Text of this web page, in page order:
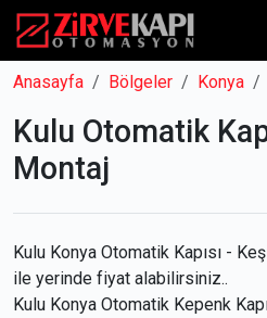
Anasayfa Bölgeler Konya
Kulu Otomatik
Montaj
Kulu Konya Otomatik Kapısı -
ile yerinde fiyat alabilirsiniz..
Kulu Konya Otomatik Kepenk